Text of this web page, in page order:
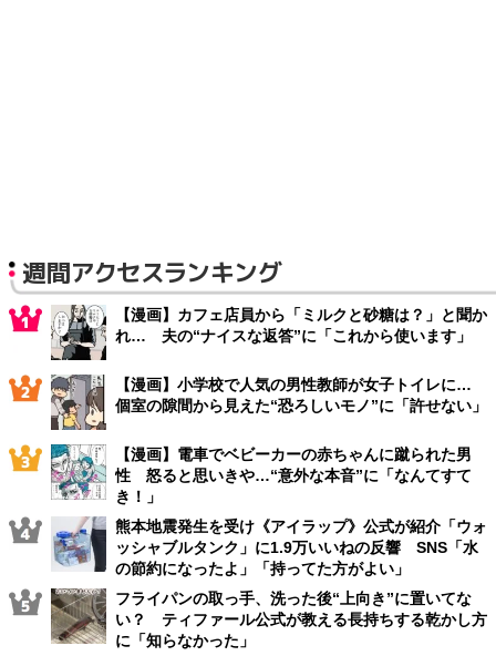
週間アクセスランキング
【漫画】カフェ店員から「ミルクと砂糖は？」と聞か
れ… 夫の“ナイスな返答”に「これから使います」
【漫画】小学校で人気の男性教師が女子トイレに…
個室の隙間から見えた“恐ろしいモノ”に「許せない」
【漫画】電車でベビーカーの赤ちゃんに蹴られた男
性 怒ると思いきや…“意外な本音”に「なんてすて
き！」
熊本地震発生を受け《アイラップ》公式が紹介「ウォ
ッシャブルタンク」に1.9万いいねの反響 SNS「水
の節約になったよ」「持ってた方がよい」
フライパンの取っ手、洗った後“上向き”に置いてな
い？ ティファール公式が教える長持ちする乾かし方
に「知らなかった」